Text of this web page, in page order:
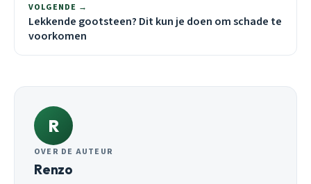
VOLGENDE →
Lekkende gootsteen? Dit kun je doen om schade te
voorkomen
R
OVER DE AUTEUR
Renzo